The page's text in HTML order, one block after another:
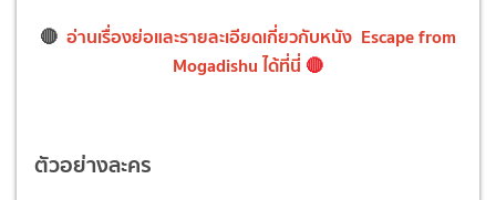
🔴 อ่านเรื่องย่อและรายละเอียดเกี่ยวกับหนัง Escape from
Mogadishuได้ที่นี่ 🔴
ตัวอย่างละคร